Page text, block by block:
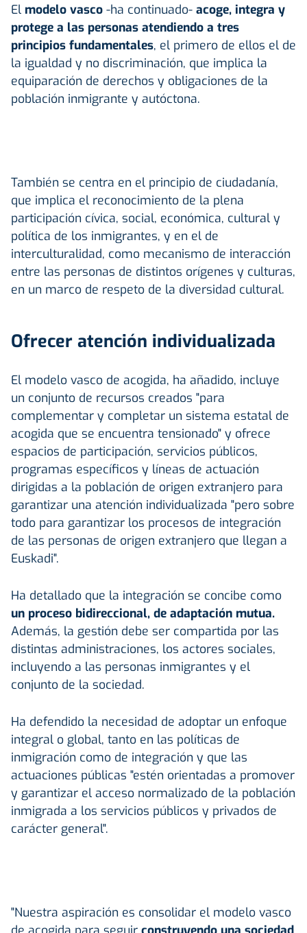
El modelo vasco -ha continuado- acoge, integra y
protege a las personas atendiendo a tres
principios fundamentales, el primero de ellos el de
la igualdad y no discriminación, que implica la
equiparación de derechos y obligaciones de la
población inmigrante y autóctona.
También se centra en el principio de ciudadanía,
que implica el reconocimiento de la plena
participación cívica, social, económica, cultural y
política de los inmigrantes, y en el de
interculturalidad, como mecanismo de interacción
entre las personas de distintos orígenes y culturas,
en un marco de respeto de la diversidad cultural.
Ofrecer atención individualizada
El modelo vasco de acogida, ha añadido, incluye
un conjunto de recursos creados "para
complementar y completar un sistema estatal de
acogida que se encuentra tensionado" y ofrece
espacios de participación, servicios públicos,
programas específicos y líneas de actuación
dirigidas a la población de origen extranjero para
garantizar una atención individualizada "pero sobre
todo para garantizar los procesos de integración
de las personas de origen extranjero que llegan a
Euskadi".
Ha detallado que la integración se concibe como
un proceso bidireccional, de adaptación mutua.
Además, la gestión debe ser compartida por las
distintas administraciones, los actores sociales,
incluyendo a las personas inmigrantes y el
conjunto de la sociedad.
Ha defendido la necesidad de adoptar un enfoque
integral o global, tanto en las políticas de
inmigración como de integración y que las
actuaciones públicas "estén orientadas a promover
y garantizar el acceso normalizado de la población
inmigrada a los servicios públicos y privados de
carácter general".
"Nuestra aspiración es consolidar el modelo vasco